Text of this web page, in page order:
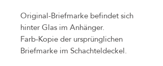
Original-Briefmarke befindet sich
hinter Glas im Anhänger.
Farb-Kopie der ursprünglichen
Briefmarke im Schachteldeckel.